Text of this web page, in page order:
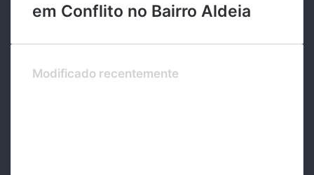
em Conflito no Bairro Aldeia
Modificado recentemente